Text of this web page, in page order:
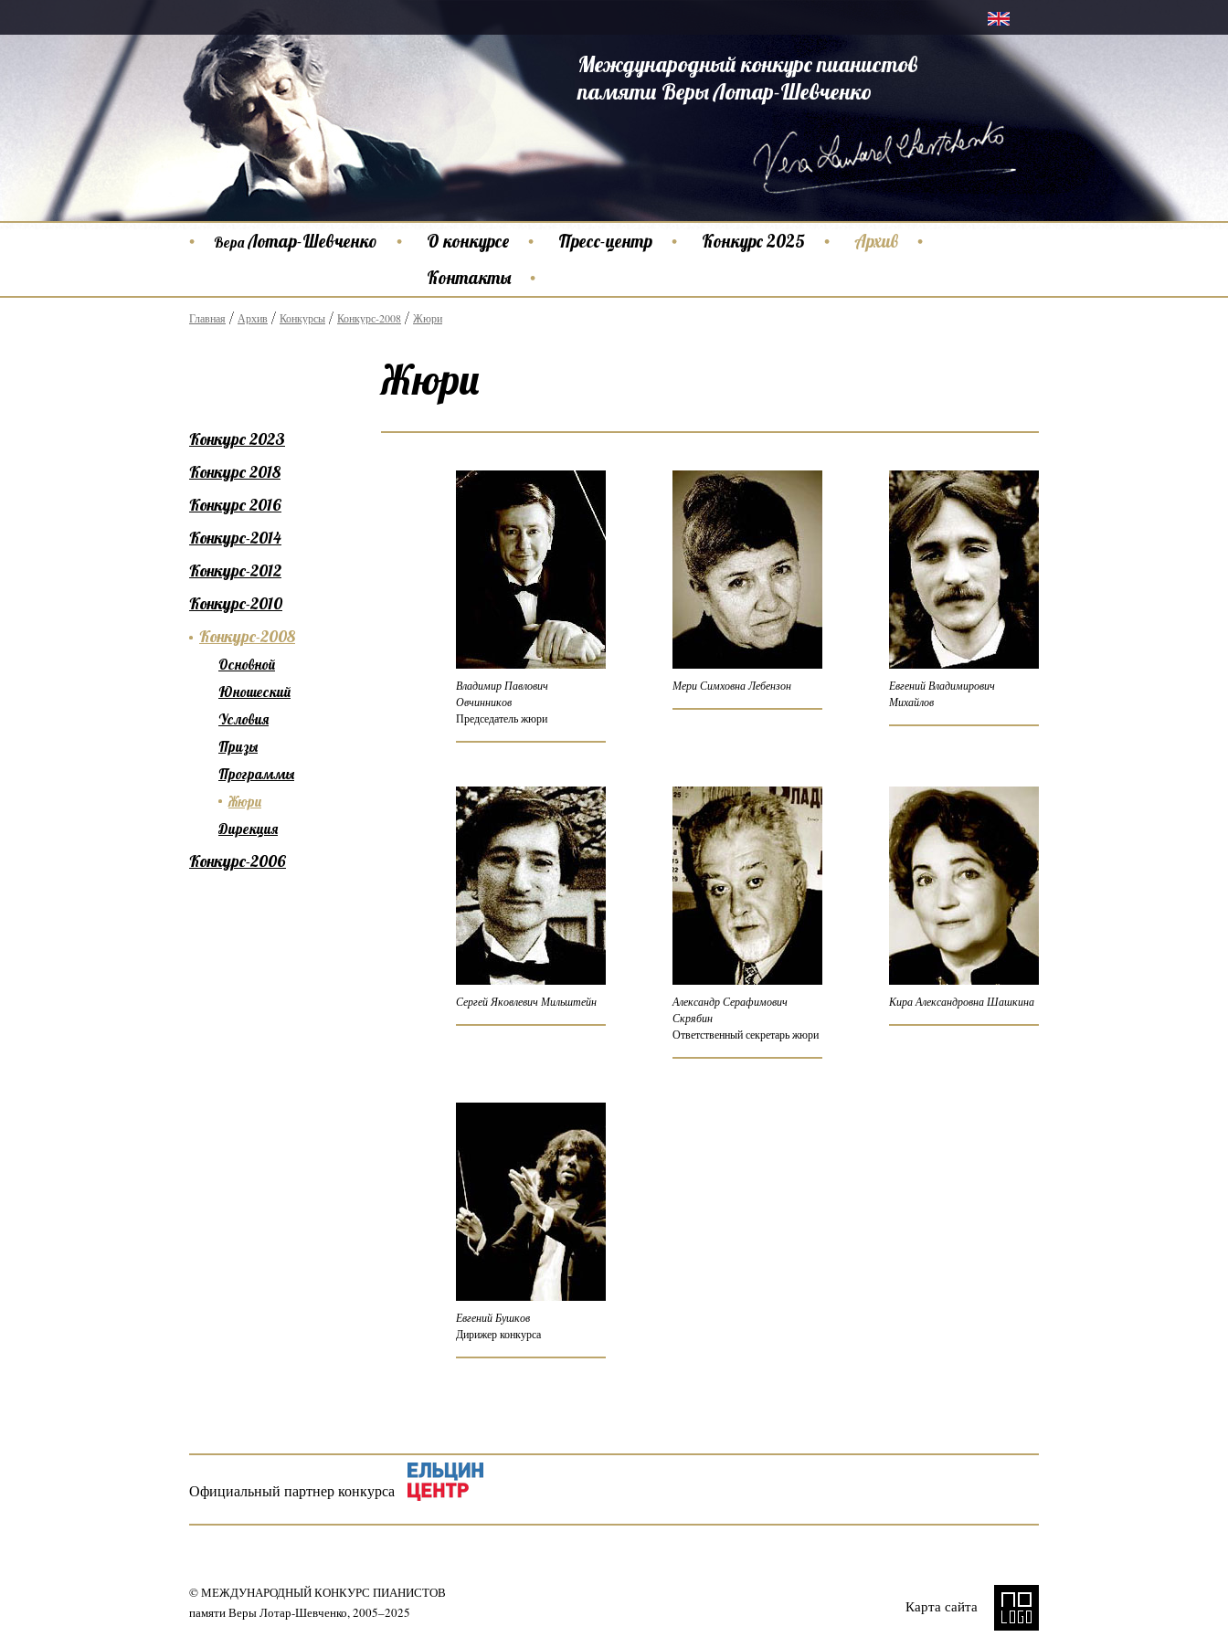
Международный конкурс пианистов
памяти Веры Лотар-Шевченко
ВераЛотар-Шевченко О конкурсе Пресс-центр Конкурс 2025
Архив
Контакты
Главная Архив Конкурсы Конкурс-2008 Жюри
Жюри
Владимир Павлович
Овчинников
Председатель жюри
Мери Симховна Лебензон
Евгений Владимирович
Михайлов
Сергей Яковлевич Мильштейн
Александр Серафимович
Скрябин
Ответственный секретарь жюри
Кира Александровна Шашкина
Евгений Бушков
Дирижер конкурса
Конкурс 2023
Конкурс 2018
Конкурс 2016
Конкурс-2014
Конкурс-2012
Конкурс-2010
Конкурс-2008
Основной
Юношеский
Условия
Призы
Программы
Жюри
Дирекция
Конкурс-2006
Официальный партнер конкурса
Карта сайта
© МЕЖДУНАРОДНЫЙ КОНКУРС ПИАНИСТОВ
памяти Веры Лотар-Шевченко, 2005–2025